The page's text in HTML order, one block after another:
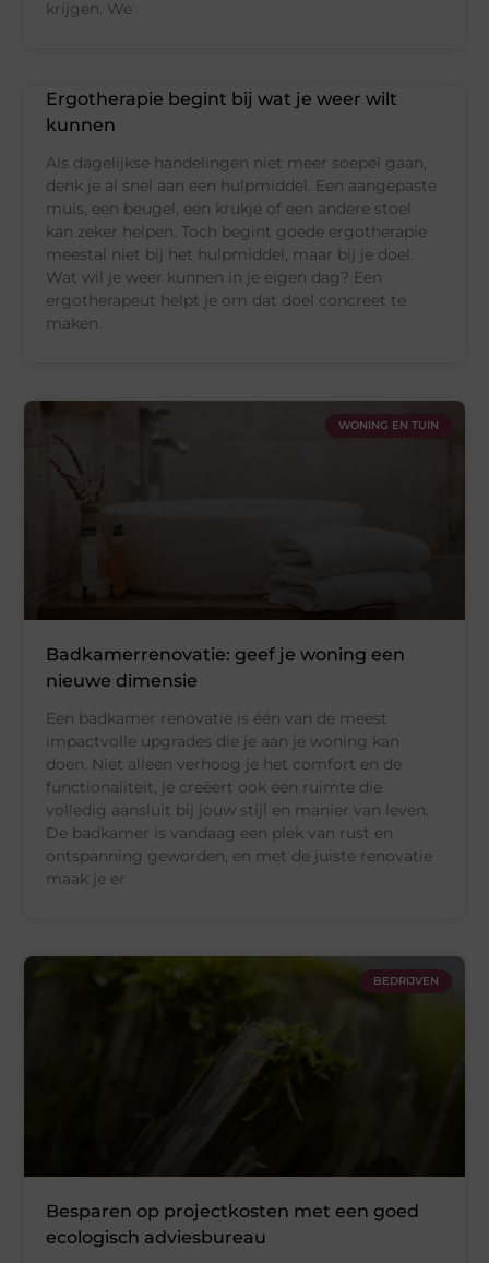
krijgen. We
Ergotherapie begint bij wat je weer wilt
kunnen
Als dagelijkse handelingen niet meer soepel gaan,
denk je al snel aan een hulpmiddel. Een aangepaste
muis, een beugel, een krukje of een andere stoel
kan zeker helpen. Toch begint goede ergotherapie
meestal niet bij het hulpmiddel, maar bij je doel.
Wat wil je weer kunnen in je eigen dag? Een
ergotherapeut helpt je om dat doel concreet te
maken.
WONING EN TUIN
Badkamerrenovatie: geef je woning een
nieuwe dimensie
Een badkamer renovatie is één van de meest
impactvolle upgrades die je aan je woning kan
doen. Niet alleen verhoog je het comfort en de
functionaliteit, je creëert ook een ruimte die
volledig aansluit bij jouw stijl en manier van leven.
De badkamer is vandaag een plek van rust en
ontspanning geworden, en met de juiste renovatie
maak je er
BEDRIJVEN
Besparen op projectkosten met een goed
ecologisch adviesbureau